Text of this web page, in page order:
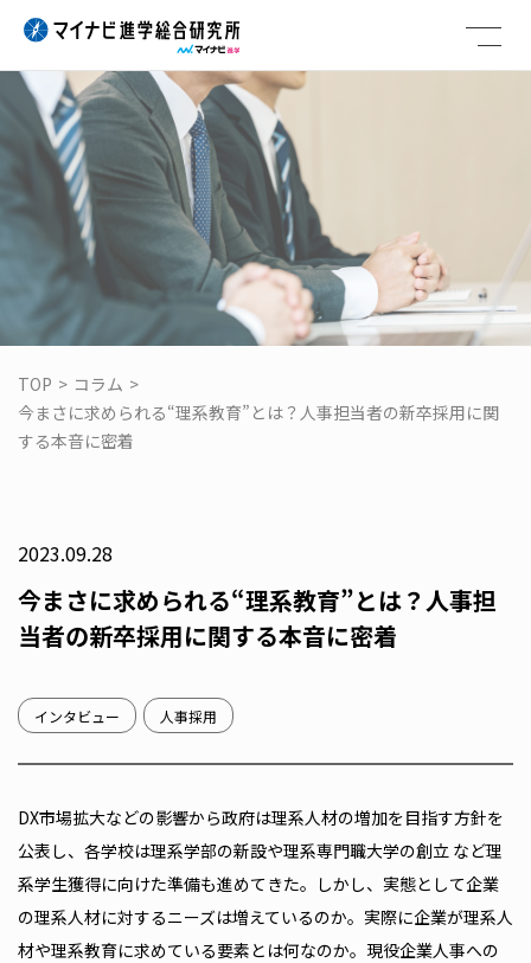
TOP > コラム >
今まさに求められる“理系教育”とは？人事担当者の新卒採用に関
する本音に密着
2023.09.28
今まさに求められる“理系教育”とは？人事担
当者の新卒採用に関する本音に密着
インタビュー 人事採用
DX市場拡大などの影響から政府は理系人材の増加を目指す方針を
公表し、各学校は理系学部の新設や理系専門職大学の創立 など理
系学生獲得に向けた準備も進めてきた。しかし、実態として企業
の理系人材に対するニーズは増えているのか。実際に企業が理系人
材や理系教育に求めている要素とは何なのか。現役企業人事への